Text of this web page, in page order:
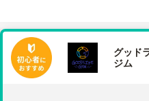
グッド
ジム